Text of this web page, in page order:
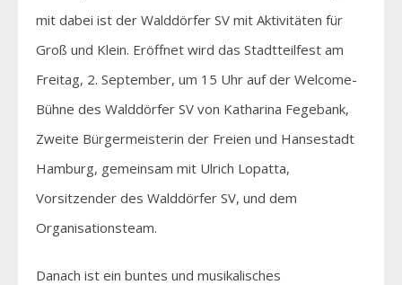
mit dabei ist der Walddörfer SV mit Aktivitäten für
Groß und Klein. Eröffnet wird das Stadtteilfest am
Freitag, 2. September, um 15 Uhr auf der Welcome-
Bühne des Walddörfer SV von Katharina Fegebank,
Zweite Bürgermeisterin der Freien und Hansestadt
Hamburg, gemeinsam mit Ulrich Lopatta,
Vorsitzender des Walddörfer SV, und dem
Organisationsteam.
Danach ist ein buntes und musikalisches